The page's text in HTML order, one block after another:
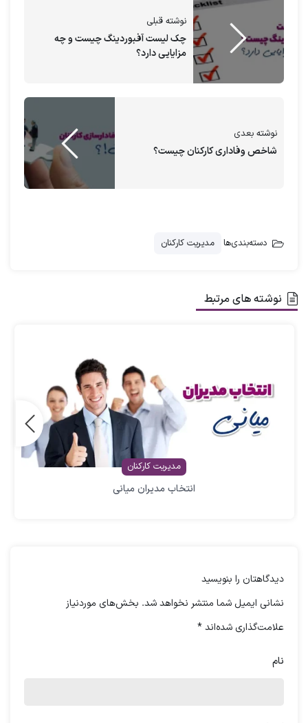
جهانی نیز موفق باشید.
محیط کار ایده‌آل با نیروی کار پویا
مریدی
مهم می پردازد و راهکار انجام و تقویت آن را
مشاوره منابع انسانی
آکادمی استفاده کنید تنها کافی است درخواست
تان را ثبت نمائید تا در اولین فرصت از مشاوره
استفاده نمائئد.
نوشته قبلی
چک لیست آفبوردینگ چیست و چه
مزایایی دارد؟
نوشته بعدی
شاخص وفاداری کارکنان چیست؟
دسته‌بندی‌ها مدیریت کارکنان
نوشته های مرتبط
مدیریت کارکنان
انتخاب مدیران میانی
دیدگاهتان را بنویسید
نشانی ایمیل شما منتشر نخواهد شد. بخش‌های موردنیاز
علامت‌گذاری شده‌اند*
نام